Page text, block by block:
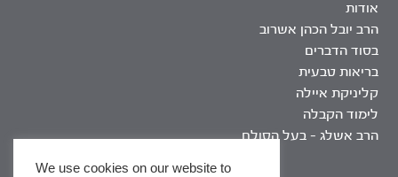
אודות
הרב יובל הכהן אשרוב
בסוד הדברים
בריאות טבעית
קליניקת איילה
לימוד הקבלה
הרב אשלג – בעל הסולם
We use cookies on our website to